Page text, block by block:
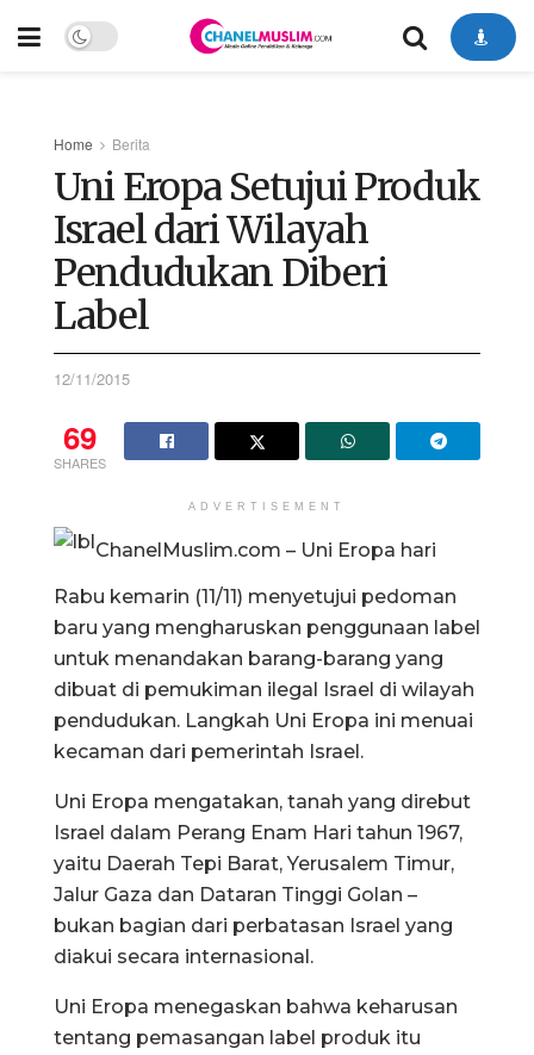
Home Berita
Uni Eropa Setujui Produk
Israel dari Wilayah
Pendudukan Diberi
Label
12/11/2015
69
SHARES
ADVERTISEMENT
ChanelMuslim.com – Uni Eropa hari
Rabu kemarin (11/11) menyetujui pedoman
baru yang mengharuskan penggunaan label
untuk menandakan barang-barang yang
dibuat di pemukiman ilegal Israel di wilayah
pendudukan. Langkah Uni Eropa ini menuai
kecaman dari pemerintah Israel.
Uni Eropa mengatakan, tanah yang direbut
Israel dalam Perang Enam Hari tahun 1967,
yaitu Daerah Tepi Barat, Yerusalem Timur,
Jalur Gaza dan Dataran Tinggi Golan –
bukan bagian dari perbatasan Israel yang
diakui secara internasional.
Uni Eropa menegaskan bahwa keharusan
tentang pemasangan label produk itu